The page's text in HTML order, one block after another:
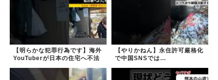
【明らかな犯罪行為です】海外
YouTuberが日本の住宅へ不法
【やりかねん】永住許可厳格化
で中国SNSでは…